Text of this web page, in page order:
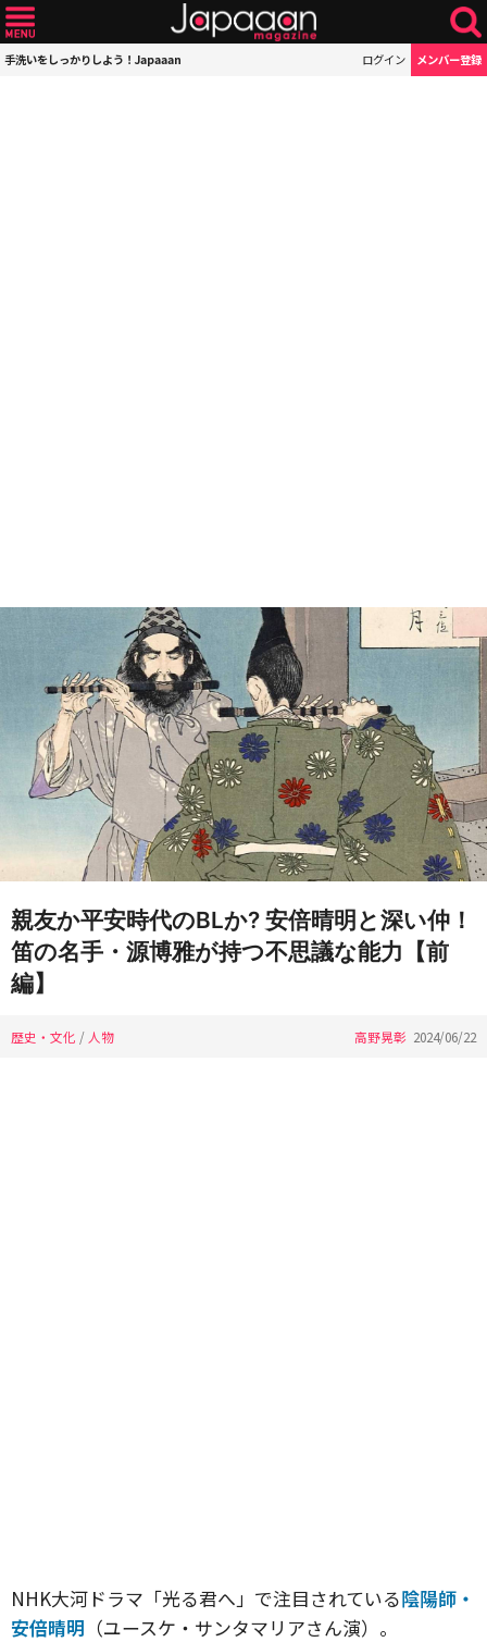
手洗いをしっかりしよう！Japaaan ログイン メンバー登録
親友か平安時代のBLか? 安倍晴明と深い仲！
笛の名手・源博雅が持つ不思議な能力【前
編】
歴史・文化 / 人物 高野晃彰 2024/06/22
NHK大河ドラマ「光る君へ」で注目されている陰陽師・
安倍晴明 （ユースケ・サンタマリアさん演）。